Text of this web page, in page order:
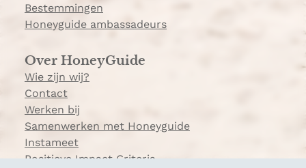
Bestemmingen
Honeyguide ambassadeurs
Over HoneyGuide
Wie zijn wij?
Contact
Werken bij
Samenwerken met Honeyguide
Instameet
Positieve Impact Criteria